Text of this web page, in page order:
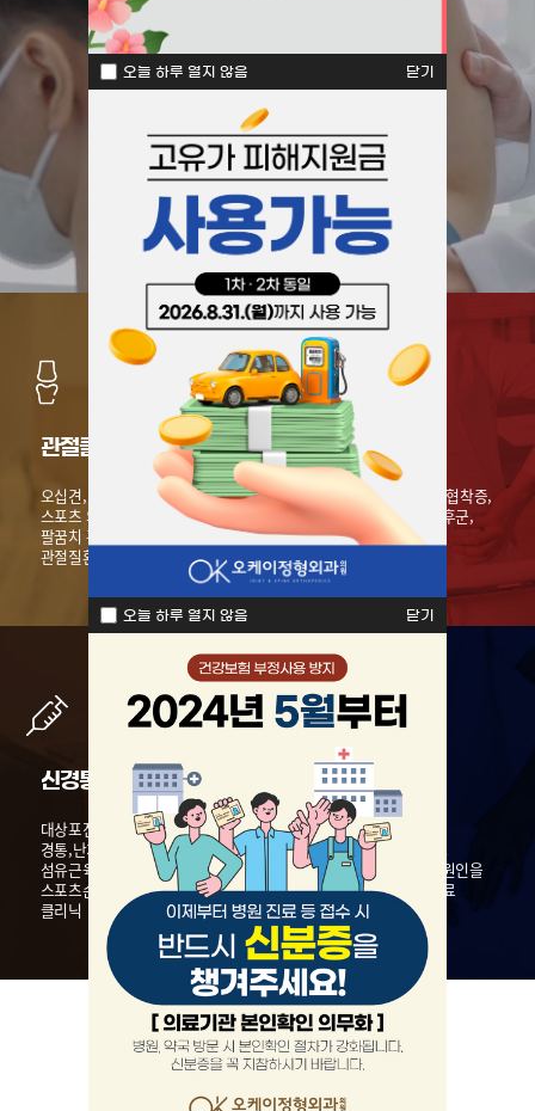
오늘 하루 열지 않음 닫기
오늘 하루 열지 않음 닫기
관절클리닉
오십견, 퇴행성 무릎관절염,
스포츠 외상, 어깨 관절질환,
팔꿈치 관절질환, 무릎
관절질환,
척추클리닉
목·허리디스크, 척추관협착증,
척추측만증, 거북목증후군,
수술 후 통증 증후군
신경통증클리닉
대상포진, 신경통, 외상 후
경통,난치성 통증,
섬유근육통,
만성통증,
스포츠손상,
교통사고, 두통
클리닉
도수치료클리닉
도수 치료사의 손을
이용해 개인에 맞는 1:1
맞춤형으로 통증과 그 원인을
같이 치료해나가는 치료
방법입니다.